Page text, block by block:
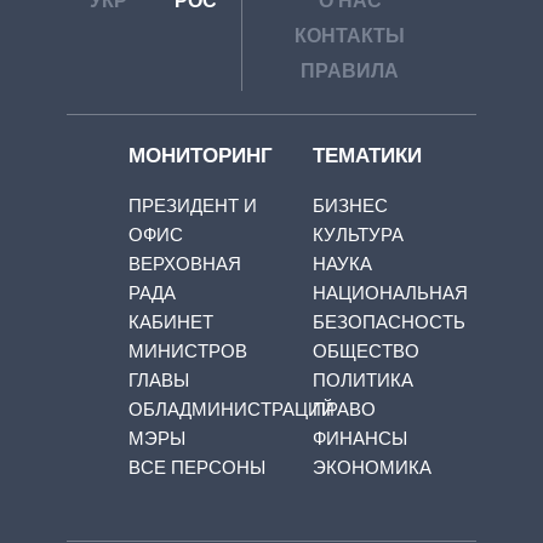
КОНТАКТЫ
ПРАВИЛА
МОНИТОРИНГ
ПРЕЗИДЕНТ И
ОФИС
ВЕРХОВНАЯ
РАДА
КАБИНЕТ
МИНИСТРОВ
ГЛАВЫ
ОБЛАДМИНИСТРАЦИЙ
МЭРЫ
ВСЕ ПЕРСОНЫ
ТЕМАТИКИ
БИЗНЕС
КУЛЬТУРА
НАУКА
НАЦИОНАЛЬНАЯ
БЕЗОПАСНОСТЬ
ОБЩЕСТВО
ПОЛИТИКА
ПРАВО
ФИНАНСЫ
ЭКОНОМИКА